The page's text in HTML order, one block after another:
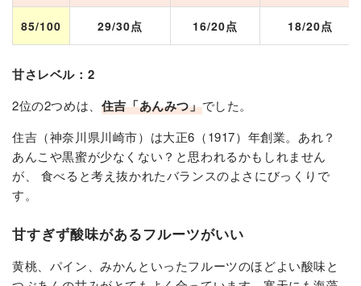
85/100 29/30点 16/20点 18/20点
甘さレベル：2
2位の2つめは、 住吉「あんみつ」でした。
住吉（神奈川県川崎市）は大正6（1917）年創業。あれ？
あんこや黒蜜が少なくない？と思われるかもしれません
が、 食べると考え抜かれたバランスのよさにびっくりで
す。
甘すぎず酸味があるフルーツがいい
黄桃、パイン、みかんといったフルーツのほどよい酸味と